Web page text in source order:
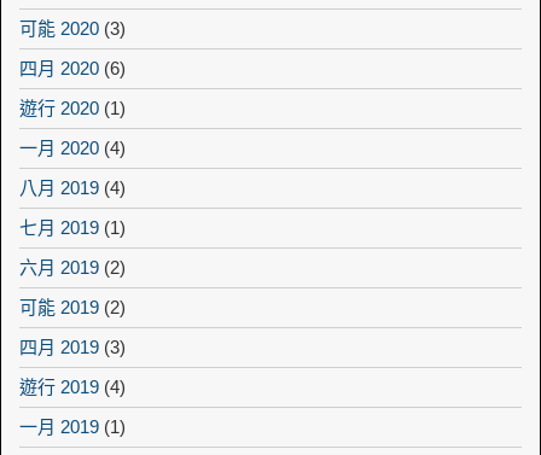
可能 2020 (3)
四月 2020 (6)
遊行 2020 (1)
一月 2020 (4)
八月 2019 (4)
七月 2019 (1)
六月 2019 (2)
可能 2019 (2)
四月 2019 (3)
遊行 2019 (4)
一月 2019 (1)